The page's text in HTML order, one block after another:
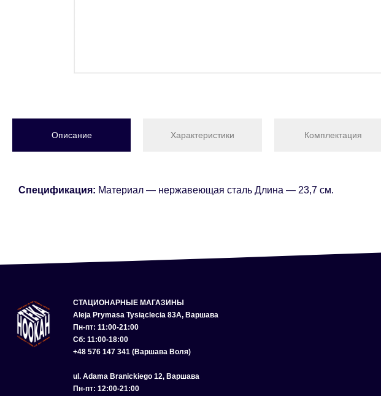
Описание Характеристики Комплектация
Спецификация: Материал — нержавеющая сталь Длина — 23,7 см.
СТАЦИОНАРНЫЕ МАГАЗИНЫ
Aleja Prymasa Tysiąclecia 83A, Варшава
Пн-пт: 11:00-21:00
Сб: 11:00-18:00
+48 576 147 341 (Варшава Воля)
ul. Adama Branickiego 12, Варшава
Пн-пт: 12:00-21:00